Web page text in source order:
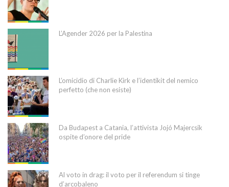
L’Agender 2026 per la Palestina
L’omicidio di Charlie Kirk e l’identikit del nemico
perfetto (che non esiste)
Da Budapest a Catania, l’attivista Jojó Majercsik
ospite d’onore del pride
Al voto in drag: il voto per il referendum si tinge
d’arcobaleno